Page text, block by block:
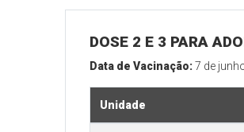
DOSE 2 E 3 PARA
Data de Vacinação:7 de
Unidade